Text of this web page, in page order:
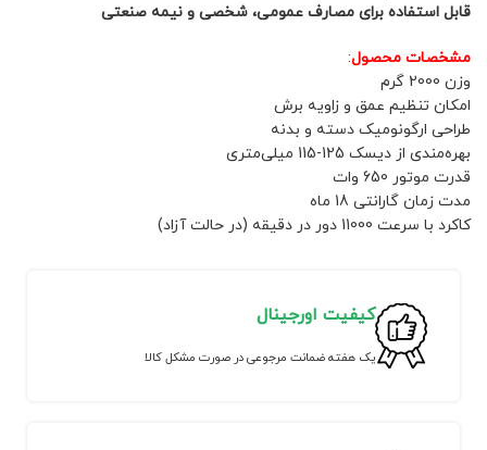
قابل استفاده برای مصارف عمومی، شخصی و نیمه صنعتی
مشخصات محصول:
وزن 2000 گرم
امکان تنظیم عمق و زاویه برش
طراحی ارگونومیک دسته و بدنه
بهره‌مندی از دیسک 125-115 میلی‌متری
قدرت موتور 650 وات
مدت زمان گارانتی 18 ماه
کاکرد با سرعت 11000 دور در دقیقه (در حالت آزاد)
کیفیت اورجینال
یک هفته ضمانت مرجوعی در صورت مشکل کالا